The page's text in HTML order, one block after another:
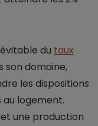
du taux
son domaine,
les dispositions
au logement.
une production